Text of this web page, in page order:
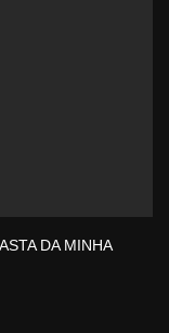
DA MINHA